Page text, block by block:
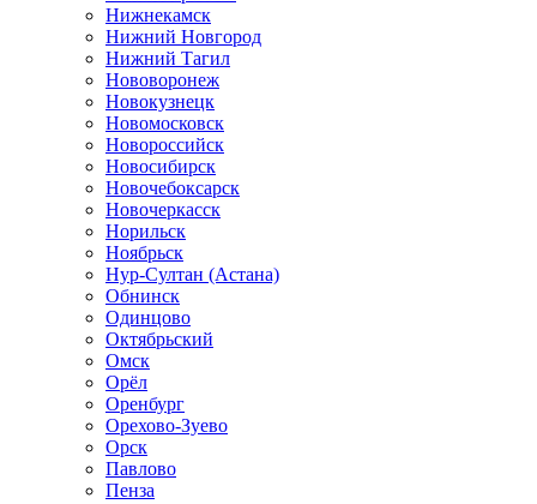
Нижнекамск
Нижний Новгород
Нижний Тагил
Нововоронеж
Новокузнецк
Новомосковск
Новороссийск
Новосибирск
Новочебоксарск
Новочеркасск
Норильск
Ноябрьск
Нур-Султан (Астана)
Обнинск
Одинцово
Октябрьский
Омск
Орёл
Оренбург
Орехово-Зуево
Орск
Павлово
Пенза